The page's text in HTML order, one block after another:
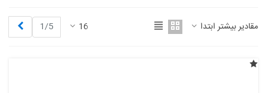
مقادیر بیشتر ابتدا 16
1/5